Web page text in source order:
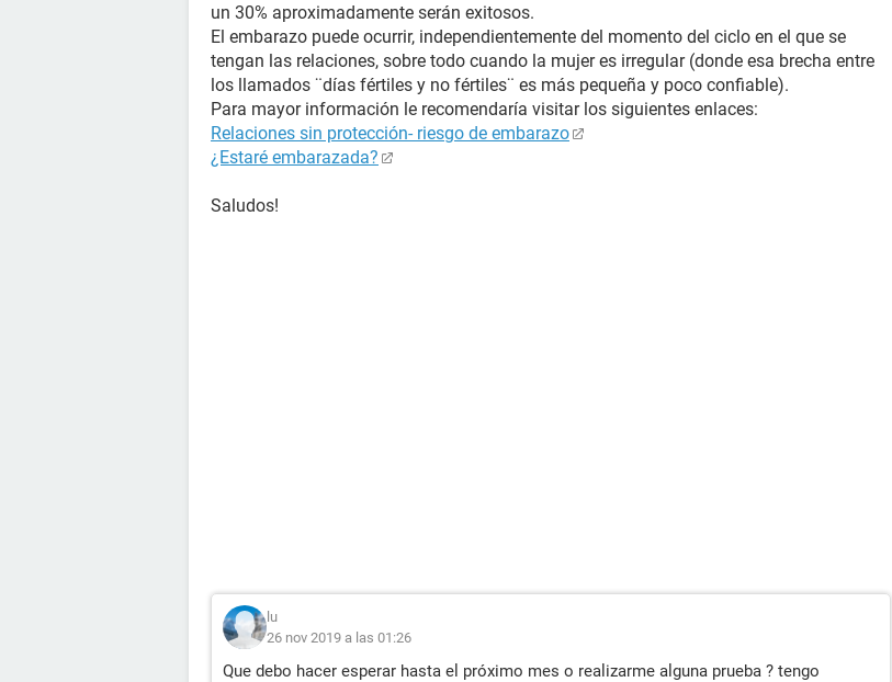
un 30% aproximadamente serán exitosos.
El embarazo puede ocurrir, independientemente del momento del ciclo en el que se
tengan las relaciones, sobre todo cuando la mujer es irregular (donde esa brecha entre
los llamados ¨días fértiles y no fértiles¨ es más pequeña y poco confiable).
Para mayor información le recomendaría visitar los siguientes enlaces:
Relaciones sin protección- riesgo de embarazo
¿Estaré embarazada?
Saludos!
lu
26 nov 2019 a las 01:26
Que debo hacer esperar hasta el próximo mes o realizarme alguna prueba ? tengo